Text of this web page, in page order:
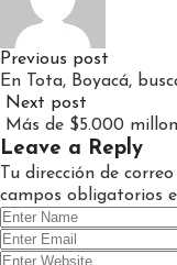
Previous post
En Tota, Boyacá,
Next post
Más de $5.000
Leave a Reply
Tu dirección de
campos obligatorios